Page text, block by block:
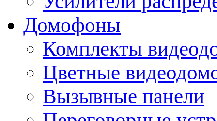
Домофоны
Комплекты
Цветные
Вызывные панели